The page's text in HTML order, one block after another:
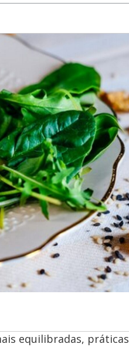
equilibradas, práticas